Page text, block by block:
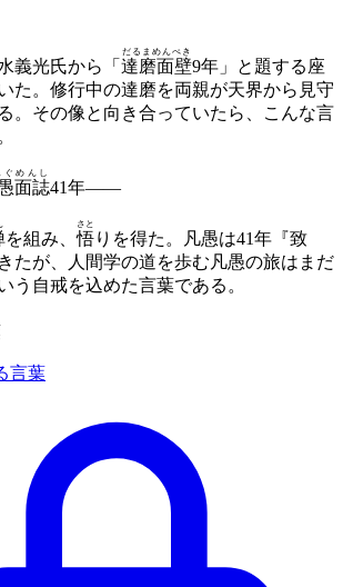
義光氏から「 達磨面壁
だるまめんぺき
9年」と題する座
た。修行中の達磨を両親が天界から見守
。その像と向き合っていたら、こんな言
面誌
ぐめんし
41年――
を組み、悟
さと
りを得た。凡愚は41年『致
たが、人間学の道を歩む凡愚の旅はまだ
う自戒を込めた言葉である。
言葉